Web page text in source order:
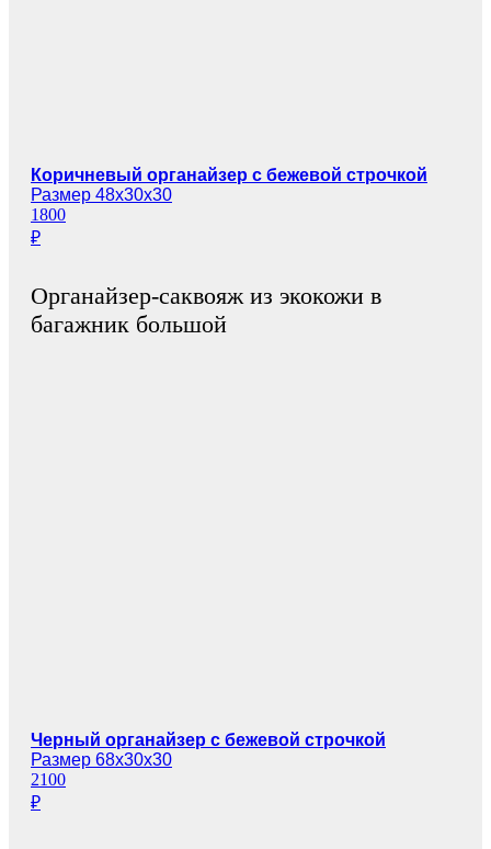
Коричневый органайзер с бежевой строчкой
Размер 48х30х30
1800
₽
Органайзер-саквояж из экокожи в
багажник большой
Черный органайзер с бежевой строчкой
Размер 68х30х30
2100
₽